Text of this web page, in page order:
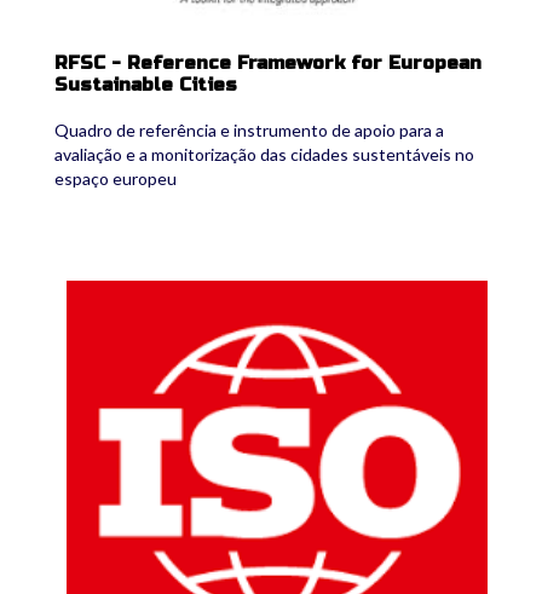
RFSC - Reference Framework for European
Sustainable Cities
Quadro de referência e instrumento de apoio para a
avaliação e a monitorização das cidades sustentáveis no
espaço europeu